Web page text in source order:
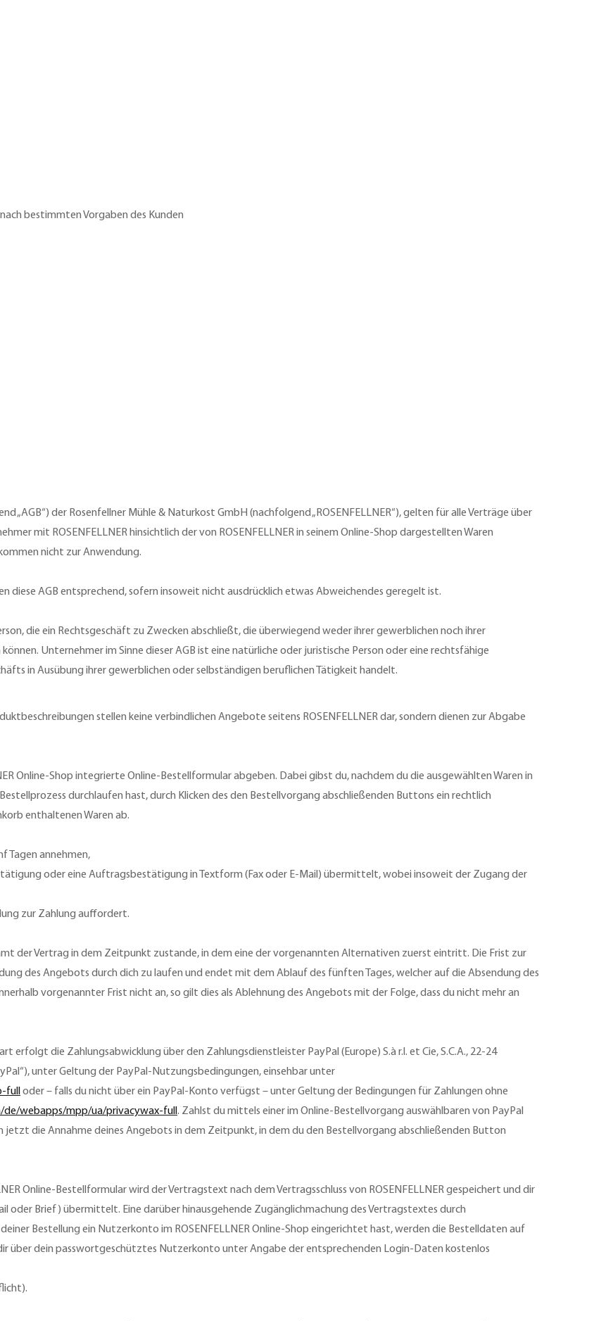
bestimmten Vorgaben des Kunden
„AGB“) der Rosenfellner Mühle & Naturkost GmbH (nachfolgend „ROSENFELLNER“), gelten für alle Verträge über
mit ROSENFELLNER hinsichtlich der von ROSENFELLNER in seinem Online-Shop dargestellten Waren
nicht zur Anwendung.
diese AGB entsprechend, sofern insoweit nicht ausdrücklich etwas Abweichendes geregelt ist.
die ein Rechtsgeschäft zu Zwecken abschließt, die überwiegend weder ihrer gewerblichen noch ihrer
Unternehmer im Sinne dieser AGB ist eine natürliche oder juristische Person oder eine rechtsfähige
in Ausübung ihrer gewerblichen oder selbständigen beruflichen Tätigkeit handelt.
stellen keine verbindlichen Angebote seitens ROSENFELLNER dar, sondern dienen zur Abgabe
Online-Shop integrierte Online-Bestellformular abgeben. Dabei gibst du, nachdem du die ausgewählten Waren in
durchlaufen hast, durch Klicken des den Bestellvorgang abschließenden Buttons ein rechtlich
enthaltenen Waren ab.
Tagen annehmen,
oder eine Auftragsbestätigung in Textform (Fax oder E-Mail) übermittelt, wobei insoweit der Zugang der
zur Zahlung auffordert.
der Vertrag in dem Zeitpunkt zustande, in dem eine der vorgenannten Alternativen zuerst eintritt. Die Frist zur
des Angebots durch dich zu laufen und endet mit dem Ablauf des fünften Tages, welcher auf die Absendung des
vorgenannter Frist nicht an, so gilt dies als Ablehnung des Angebots mit der Folge, dass du nicht mehr an
erfolgt die Zahlungsabwicklung über den Zahlungsdienstleister PayPal (Europe) S.à r.l. et Cie, S.C.A., 22-24
unter Geltung der PayPal-Nutzungsbedingungen, einsehbar unter
full oder – falls du nicht über ein PayPal-Konto verfügst – unter Geltung der Bedingungen für Zahlungen ohne
webapps/mpp/ua/privacywax-full . Zahlst du mittels einer im Online-Bestellvorgang auswählbaren von PayPal
jetzt die Annahme deines Angebots in dem Zeitpunkt, in dem du den Bestellvorgang abschließenden Button
Online-Bestellformular wird der Vertragstext nach dem Vertragsschluss von ROSENFELLNER gespeichert und dir
oder Brief) übermittelt. Eine darüber hinausgehende Zugänglichmachung des Vertragstextes durch
Bestellung ein Nutzerkonto im ROSENFELLNER Online-Shop eingerichtet hast, werden die Bestelldaten auf
über dein passwortgeschütztes Nutzerkonto unter Angabe der entsprechenden Login-Daten kostenlos